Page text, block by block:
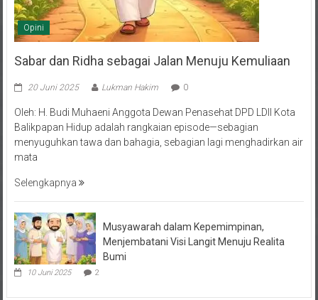
Opini
Sabar dan Ridha sebagai Jalan Menuju Kemuliaan
Balikpapan Hidup adalah rangkaian episode—sebagian
menyuguhkan tawa dan bahagia, sebagian lagi menghadirkan air
mata
Menjembatani Visi Langit Menuju Realita
Bumi
10 Juni 2025 2